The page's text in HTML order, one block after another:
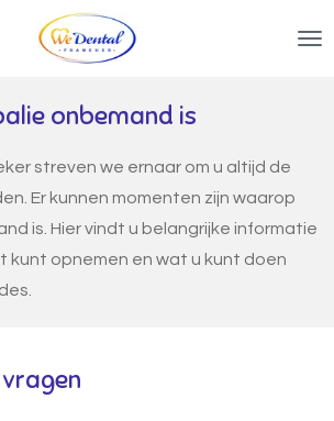
onbemand is
streven we ernaar om u altijd de
Er kunnen momenten zijn waarop
is. Hier vindt u belangrijke informatie
kunt opnemen en wat u kunt doen